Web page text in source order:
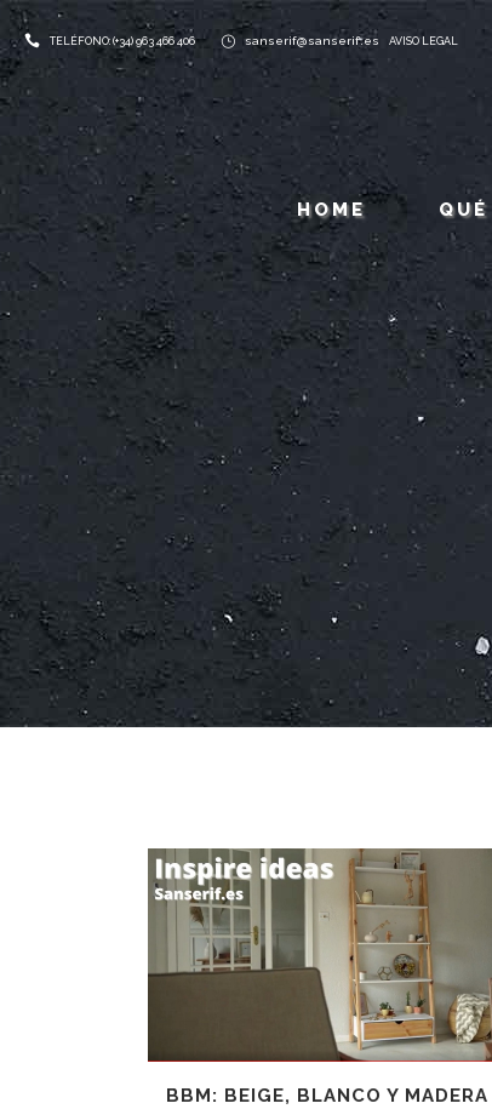
TELÉFONO: (+34) 963 466 406 sanserif@sanserif.es AVISO LEGAL
HOME
BBM: BEIGE, BLANCO Y MADERA